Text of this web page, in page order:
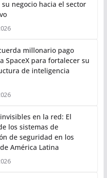
negocio hacia el sector
millonario pago
SpaceX para fortalecer su
de inteligencia
en la red: El
los sistemas de
de seguridad en los
América Latina